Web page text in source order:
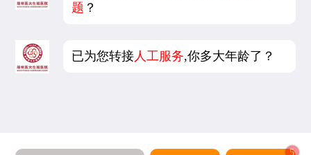
题 ？
已为您转接 人工服务,你多大年龄了？